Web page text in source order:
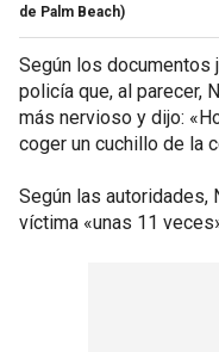
de Palm Beach)
Según los documentos
policía que, al parecer,
más nervioso y dijo:
coger un cuchillo de la
Según las autoridades,
víctima «unas 11